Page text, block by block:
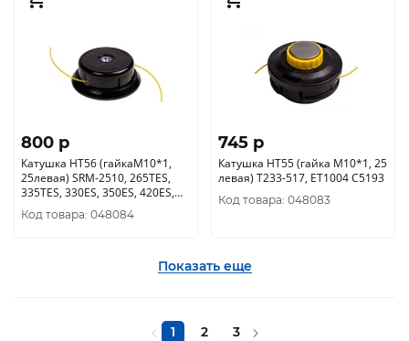
800 p
Катушка HT56 (гайкаМ10*1,
25левая) SRM-2510, 265TES,
335TES, 330ES, 350ES, 420ES,
4605 С5194
Код товара: 048084
745 p
Катушка HT55 (гайка М10*1, 25
левая) Т233-517, ЕТ1004 С5193
Код товара: 048083
Показать еще
1 2 3